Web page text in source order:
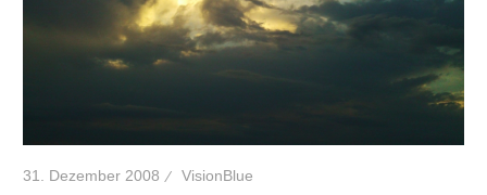
31. Dezember 2008 VisionBlue